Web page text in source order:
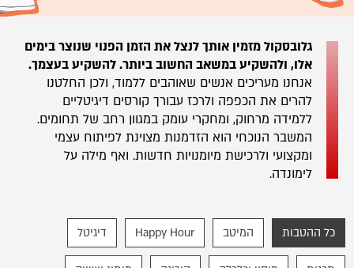
גלובסקול מזמין אותך לנצל את הזמן הפנוי שנוצר בימים
אלו, ולהשקיע במשאב החשוב ביותר. להשקיע בעצמך.
אנחנו מעריכים אנשים שאוהבים ללמוד, ולכן החלטנו
להרים את הכפפה ולרכז עבורך קורסים דיגיטליים
ללמידה מרחוק, ומחקרי עומק במגוון רחב של תחומים.
המשבר הנוכחי הוא הזדמנות מצוינת לפיתוח עצמי
ומקצועי ולרכישת מיומנויות חדשות. ואף מילה על
לימונדה.
כל ההטבות המיטב Happy Hour דיגיטל